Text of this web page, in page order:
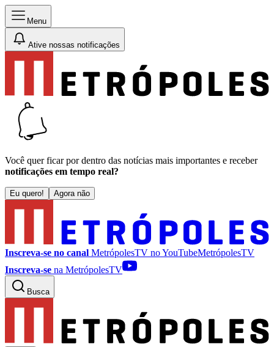
Menu
Ative nossas notificações
Você quer ficar por dentro das notícias mais importantes e receber
notificações em tempo real?
Eu quero! Agora não
Inscreva-se no canal MetrópolesTV noYouTubeMetrópolesTV
Inscreva-se na MetrópolesTV
Busca